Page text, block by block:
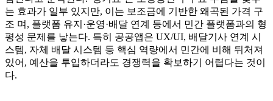
는 효과가 일부 있지만, 이는 보조금에 기반한 왜곡된 가격 구
조 며, 플랫폼 유지·운영·배달 연계 등에서 민간 플랫폼과의 형
평성 문제를 낳는다. 특히 공공앱은 UX/UI, 배달기사 연계 시
스템, 자체 배달 시스템 등 핵심 역량에서 민간에 비해 뒤처져
있어, 예산을 투입하더라도 경쟁력을 확보하기 어렵다는 것이
다.